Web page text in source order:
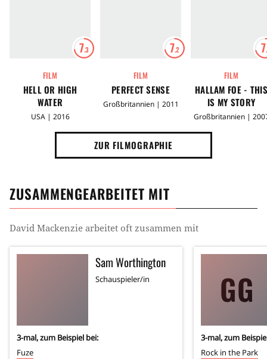
7.3
FILM
HELL OR HIGH
WATER
USA | 2016
7.2
FILM
PERFECT SENSE
Großbritannien | 2011
7
FILM
HALLAM FOE -
IS MY STORY
Großbritannien |
ZUR FILMOGRAPHIE
ZUSAMMENGEARBEITET MIT
David Mackenzie arbeitet oft zusammen mit
Sam Worthington
Schauspieler/in
3-mal, zum Beispiel bei:
Fuze
GG
3-mal, zum
Rock in the Park